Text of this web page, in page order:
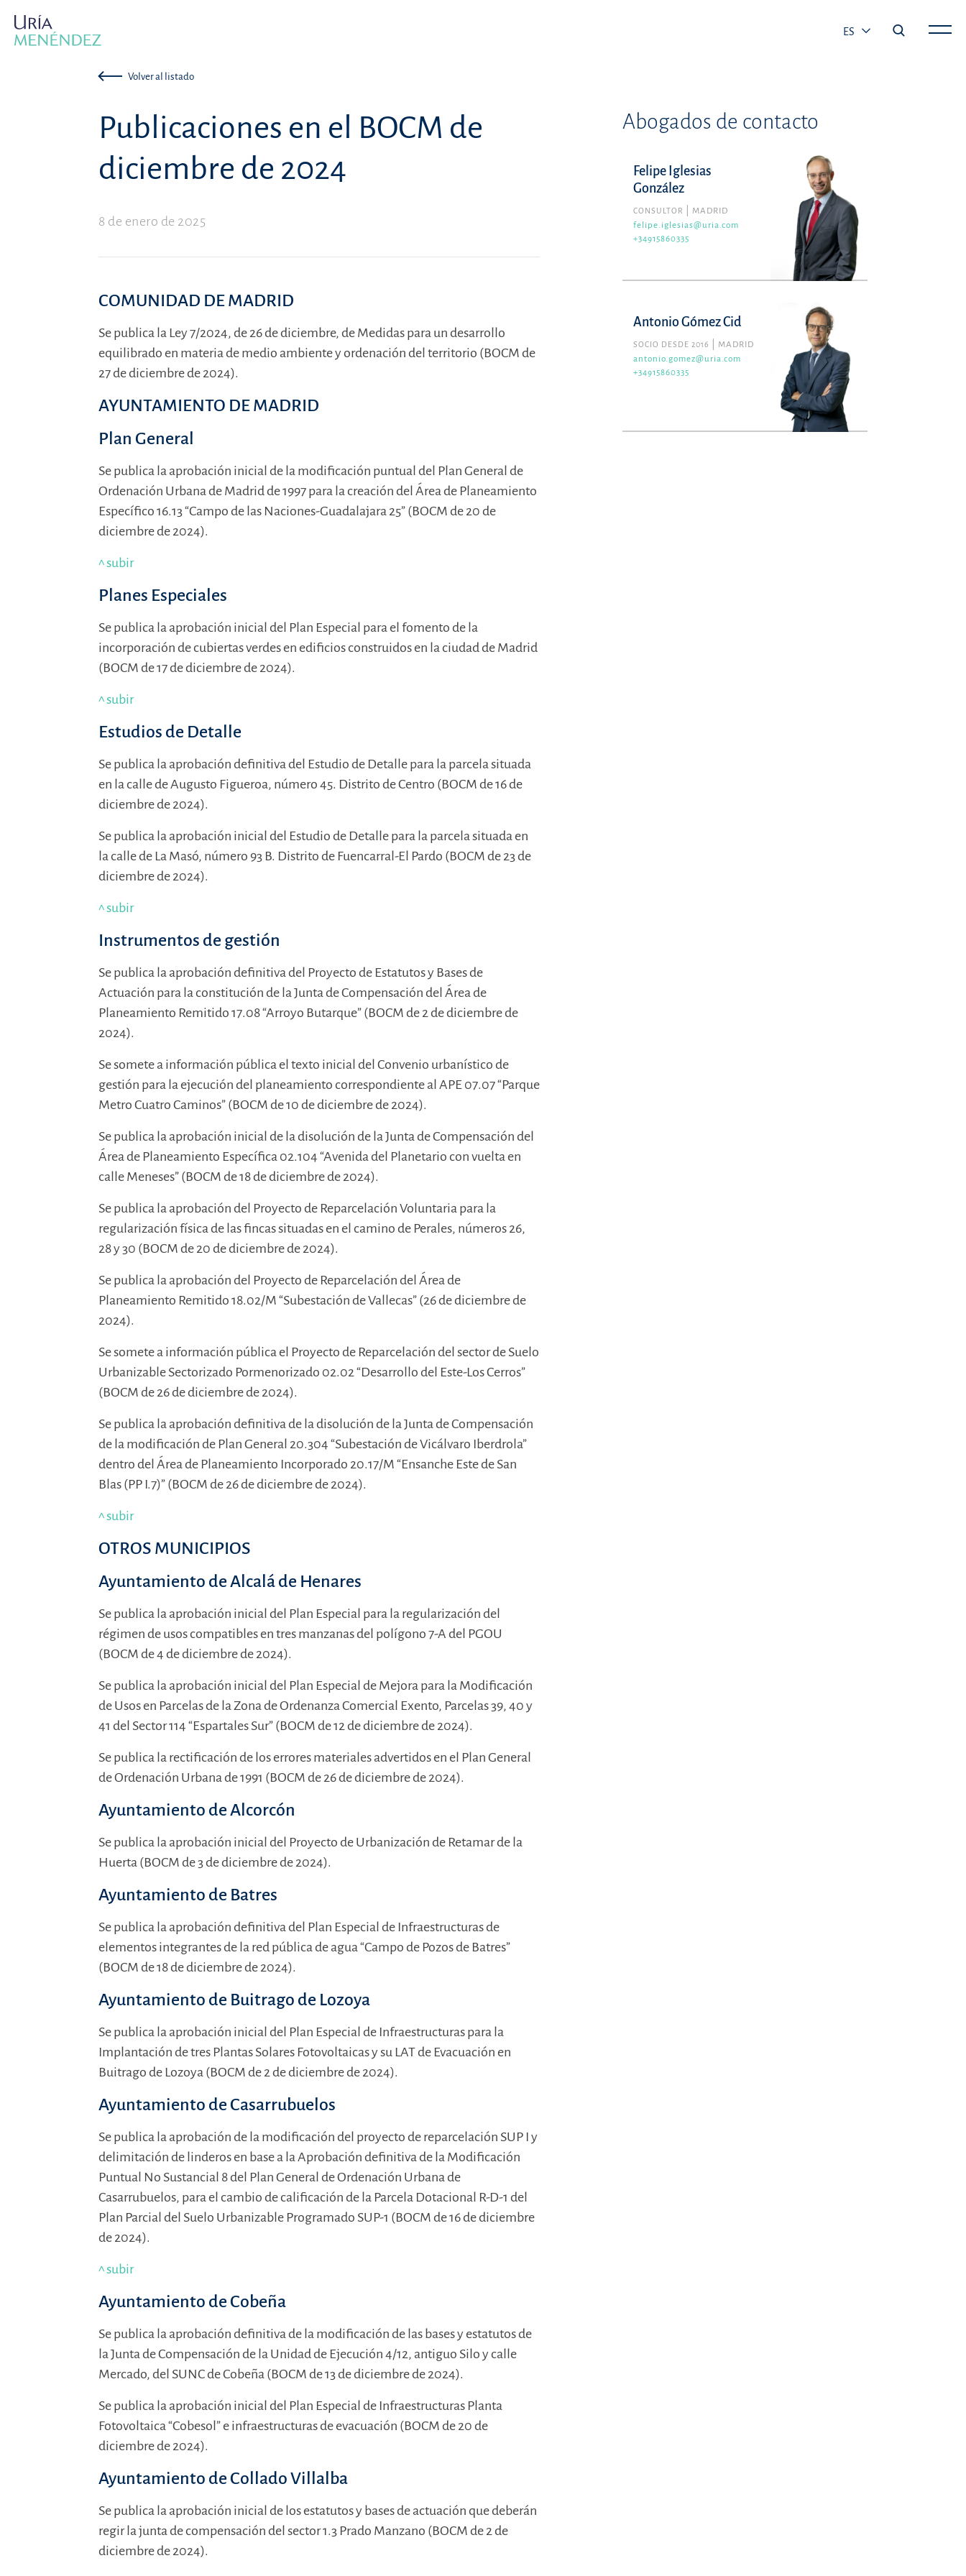
ES
Volver al listado
Publicaciones en el BOCM de
diciembre de 2024
8 de enero de 2025
COMUNIDAD DE MADRID
Se publica la Ley 7/2024, de 26 de diciembre, de Medidas para un desarrollo
equilibrado en materia de medio ambiente y ordenación del territorio (BOCM de
27 de diciembre de 2024).
AYUNTAMIENTO DE MADRID
Plan General
Se publica la aprobación inicial de la modificación puntual del Plan General de
Ordenación Urbana de Madrid de 1997 para la creación del Área de Planeamiento
Específico 16.13 “Campo de las Naciones-Guadalajara 25” (BOCM de 20 de
diciembre de 2024).
^ subir
Planes Especiales
Se publica la aprobación inicial del Plan Especial para el fomento de la
incorporación de cubiertas verdes en edificios construidos en la ciudad de Madrid
(BOCM de 17 de diciembre de 2024).
^ subir
Estudios de Detalle
Se publica la aprobación definitiva del Estudio de Detalle para la parcela situada
en la calle de Augusto Figueroa, número 45. Distrito de Centro (BOCM de 16 de
diciembre de 2024).
Se publica la aprobación inicial del Estudio de Detalle para la parcela situada en
la calle de La Masó, número 93 B. Distrito de Fuencarral-El Pardo (BOCM de 23 de
diciembre de 2024).
^ subir
Instrumentos de gestión
Se publica la aprobación definitiva del Proyecto de Estatutos y Bases de
Actuación para la constitución de la Junta de Compensación del Área de
Planeamiento Remitido 17.08 “Arroyo Butarque” (BOCM de 2 de diciembre de
2024).
Se somete a información pública el texto inicial del Convenio urbanístico de
gestión para la ejecución del planeamiento correspondiente al APE 07.07 “Parque
Metro Cuatro Caminos” (BOCM de 10 de diciembre de 2024).
Se publica la aprobación inicial de la disolución de la Junta de Compensación del
Área de Planeamiento Específica 02.104 “Avenida del Planetario con vuelta en
calle Meneses” (BOCM de 18 de diciembre de 2024).
Se publica la aprobación del Proyecto de Reparcelación Voluntaria para la
regularización física de las fincas situadas en el camino de Perales, números 26,
28 y 30 (BOCM de 20 de diciembre de 2024).
Se publica la aprobación del Proyecto de Reparcelación del Área de
Planeamiento Remitido 18.02/M “Subestación de Vallecas” (26 de diciembre de
2024).
Se somete a información pública el Proyecto de Reparcelación del sector de Suelo
Urbanizable Sectorizado Pormenorizado 02.02 “Desarrollo del Este-Los Cerros”
(BOCM de 26 de diciembre de 2024).
Se publica la aprobación definitiva de la disolución de la Junta de Compensación
de la modificación de Plan General 20.304 “Subestación de Vicálvaro Iberdrola”
dentro del Área de Planeamiento Incorporado 20.17/M “Ensanche Este de San
Blas (PP I.7)” (BOCM de 26 de diciembre de 2024).
^ subir
OTROS MUNICIPIOS
Ayuntamiento de Alcalá de Henares
Se publica la aprobación inicial del Plan Especial para la regularización del
régimen de usos compatibles en tres manzanas del polígono 7-A del PGOU
(BOCM de 4 de diciembre de 2024).
Se publica la aprobación inicial del Plan Especial de Mejora para la Modificación
de Usos en Parcelas de la Zona de Ordenanza Comercial Exento, Parcelas 39, 40 y
41 del Sector 114 “Espartales Sur” (BOCM de 12 de diciembre de 2024).
Se publica la rectificación de los errores materiales advertidos en el Plan General
de Ordenación Urbana de 1991 (BOCM de 26 de diciembre de 2024).
Ayuntamiento de Alcorcón
Se publica la aprobación inicial del Proyecto de Urbanización de Retamar de la
Huerta (BOCM de 3 de diciembre de 2024).
Ayuntamiento de Batres
Se publica la aprobación definitiva del Plan Especial de Infraestructuras de
elementos integrantes de la red pública de agua “Campo de Pozos de Batres”
(BOCM de 18 de diciembre de 2024).
Ayuntamiento de Buitrago de Lozoya
Se publica la aprobación inicial del Plan Especial de Infraestructuras para la
Implantación de tres Plantas Solares Fotovoltaicas y su LAT de Evacuación en
Buitrago de Lozoya (BOCM de 2 de diciembre de 2024).
Ayuntamiento de Casarrubuelos
Se publica la aprobación de la modificación del proyecto de reparcelación SUP I y
delimitación de linderos en base a la Aprobación definitiva de la Modificación
Puntual No Sustancial 8 del Plan General de Ordenación Urbana de
Casarrubuelos, para el cambio de calificación de la Parcela Dotacional R-D-1 del
Plan Parcial del Suelo Urbanizable Programado SUP-1 (BOCM de 16 de diciembre
de 2024).
^ subir
Ayuntamiento de Cobeña
Se publica la aprobación definitiva de la modificación de las bases y estatutos de
la Junta de Compensación de la Unidad de Ejecución 4/12, antiguo Silo y calle
Mercado, del SUNC de Cobeña (BOCM de 13 de diciembre de 2024).
Se publica la aprobación inicial del Plan Especial de Infraestructuras Planta
Fotovoltaica “Cobesol” e infraestructuras de evacuación (BOCM de 20 de
diciembre de 2024).
Ayuntamiento de Collado Villalba
Se publica la aprobación inicial de los estatutos y bases de actuación que deberán
regir la junta de compensación del sector 1.3 Prado Manzano (BOCM de 2 de
diciembre de 2024).
Abogados de contacto
Felipe Iglesias
González
CONSULTOR
MADRID
felipe.iglesias@uria.com
+34915860335
Antonio Gómez Cid
SOCIO DESDE 2016
MADRID
antonio.gomez@uria.com
+34915860335